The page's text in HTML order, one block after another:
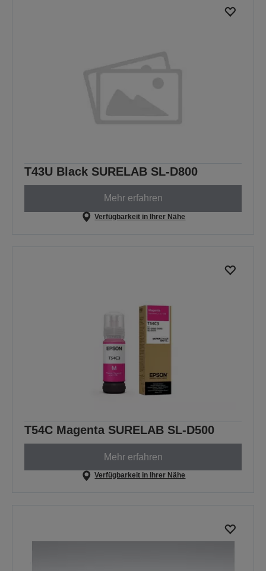
T43U Black SURELAB SL-D800
Mehr erfahren
Verfügbarkeit in Ihrer Nähe
T54C Magenta SURELAB SL-D500
Mehr erfahren
Verfügbarkeit in Ihrer Nähe